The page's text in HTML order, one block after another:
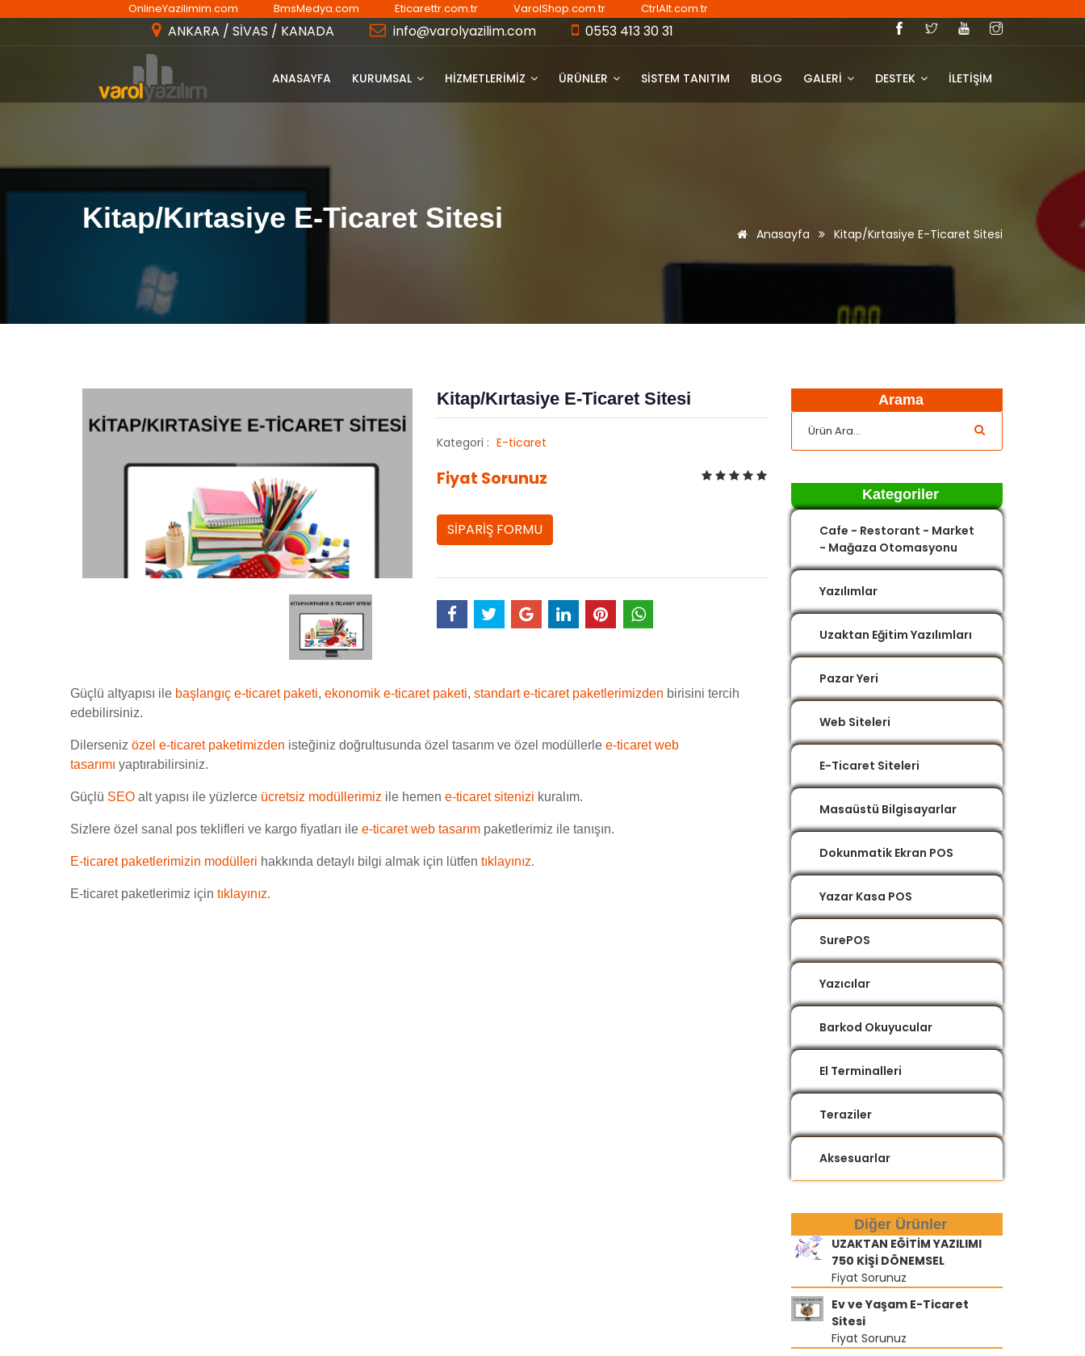
OnlineYazilimim.com BmsMedya.com Eticarettr.com.tr VarolShop.com.tr CtrlAlt.com.tr
ANKARA / SİVAS / KANADA info@varolyazilim.com 0553 413 30 31
ANASAYFA KURUMSAL HİZMETLERİMİZ ÜRÜNLER SISTEM TANITIM BLOG GALERİ DESTEK İLETİŞİM
Kitap/Kırtasiye E-Ticaret Sitesi Anasayfa Kitap/Kırtasiye E-Ticaret Sitesi
Kitap/Kırtasiye E-Ticaret Sitesi
Kategori : E-ticaret
Fiyat Sorunuz
SİPARİŞ FORMU
Güçlü altyapısı ile başlangıç e-ticaret paketi, ekonomik e-ticaret paketi, standart e-ticaret paketlerimizden birisini tercih
edebilirsiniz.
Dilerseniz özel e-ticaret paketimizden isteğiniz doğrultusunda özel tasarım ve özel modüllerle e-ticaret web
tasarımı yaptırabilirsiniz.
Güçlü SEO alt yapısı ile yüzlerce ücretsiz modüllerimiz ile hemen e-ticaret sitenizi kuralım.
Sizlere özel sanal pos teklifleri ve kargo fiyatları ile e-ticaret web tasarım paketlerimiz ile tanışın.
E-ticaret paketlerimizin modülleri hakkında detaylı bilgi almak için lütfen tıklayınız.
E-ticaret paketlerimiz için tıklayınız.
Arama
Kategoriler
Cafe - Restorant - Market
- Mağaza Otomasyonu
Yazılımlar
Uzaktan Eğitim Yazılımları
Pazar Yeri
Web Siteleri
E-Ticaret Siteleri
Masaüstü Bilgisayarlar
Dokunmatik Ekran POS
Yazar Kasa POS
SurePOS
Yazıcılar
Barkod Okuyucular
El Terminalleri
Teraziler
Aksesuarlar
Diğer Ürünler
UZAKTAN EĞİTİM YAZILIMI
750 KİŞİ DÖNEMSEL
Fiyat Sorunuz
Ev ve Yaşam E-Ticaret
Sitesi
Fiyat Sorunuz